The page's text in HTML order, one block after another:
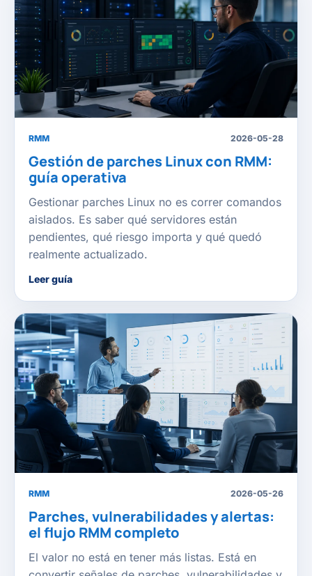
RMM 2026-05-28
Gestión de parches Linux con RMM:
guía operativa
Gestionar parches Linux no es correr comandos
aislados. Es saber qué servidores están
pendientes, qué riesgo importa y qué quedó
realmente actualizado.
Leer guía
RMM 2026-05-26
Parches, vulnerabilidades y alertas:
el flujo RMM completo
El valor no está en tener más listas. Está en